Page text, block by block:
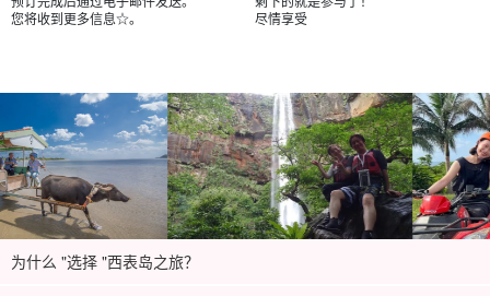
您将收到更多信息☆。
尽情享受
为什么 "选择 "西表岛之旅？